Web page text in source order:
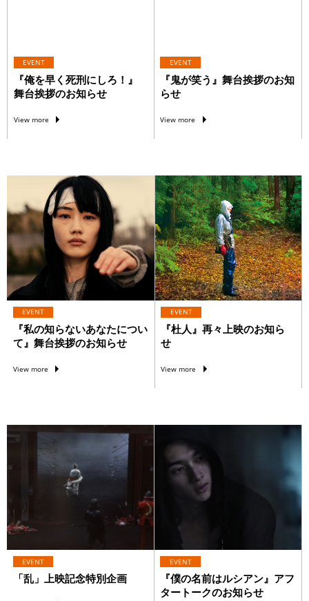
EVENT
『俺を早く死刑にしろ！』
舞台挨拶のお知らせ
View more
EVENT
『鬼が笑う』舞台挨拶のお知
らせ
View more
EVENT
『私の知らないあなたについ
て』舞台挨拶のお知らせ
View more
EVENT
『杜人』再々上映のお知ら
せ
View more
EVENT
「乱」上映記念特別企画
EVENT
『僕の名前はルシアン』アフ
タートークのお知らせ